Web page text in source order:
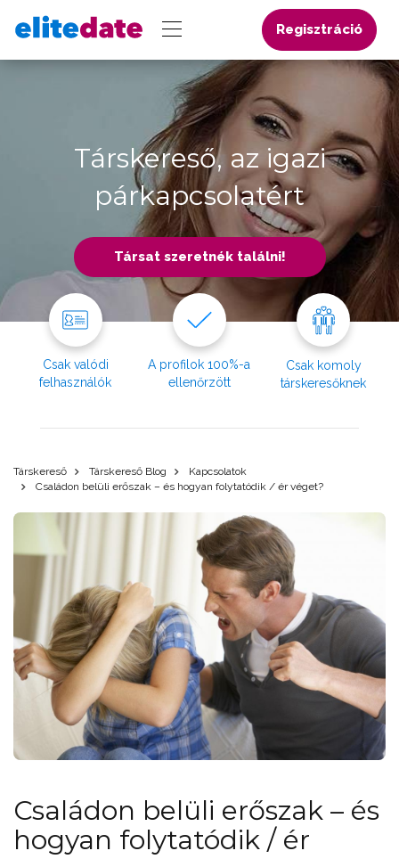
Regisztráció
Társkereső, az igazi
párkapcsolatért
Társat szeretnék találni!
Csak valódi
felhasználók
A profilok 100%-a
ellenőrzött
Csak komoly
társkeresőknek
Társkereső Társkereső Blog
Kapcsolatok
Családon belüli erőszak – és hogyan folytatódik / ér véget?
Családon belüli erőszak – és
hogyan folytatódik / ér